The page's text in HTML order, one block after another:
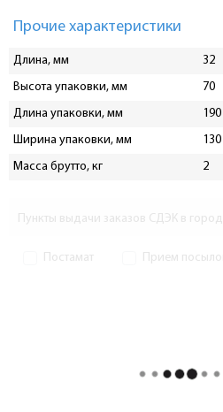
Прочие характеристики
Длина, мм
32
Высота упаковки, мм
70
Длина упаковки, мм
190
Ширина упаковки, мм
130
Масса брутто, кг
2
Пункты выдачи заказов СДЭК в
Постамат Прием